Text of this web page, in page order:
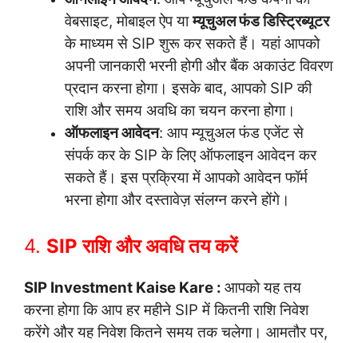
वेबसाइट, मोबाइल ऐप याम्यूचुअल फंड डिस्ट्रिब्यूटर
के माध्यम से SIP शुरू कर सकते हैं। यहां आपको
अपनी जानकारी भरनी होगी और बैंक अकाउंट विवरण
प्रदान करना होगा। इसके बाद, आपको SIP की
राशि और समय अवधि का चयन करना होगा।
ऑफलाइन आवेदन: आप म्यूचुअल फंड एजेंट से
संपर्क कर के SIP के लिए ऑफलाइन आवेदन कर
सकते हैं। इस प्रक्रिया में आपको आवेदन फॉर्म
भरना होगा और दस्तावेज़ संलग्न करने होंगे।
4. SIP राशि और अवधि तय करें
SIP Investment Kaise Kare : आपको यह तय
करना होगा कि आप हर महीने SIP में कितनी राशि निवेश
करेंगे और यह निवेश कितने समय तक चलेगा। आमतौर पर,